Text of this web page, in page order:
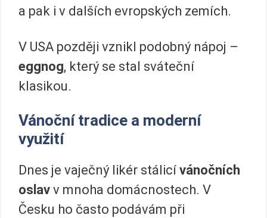
a pak i v dalších evropských zemích.
V USA později vznikl podobný nápoj –
eggnog, který se stal sváteční
klasikou.
Vánoční tradice a moderní
využití
Dnes je vaječný likér stálicí vánočních
oslav v mnoha domácnostech. V
Česku ho často podávám při